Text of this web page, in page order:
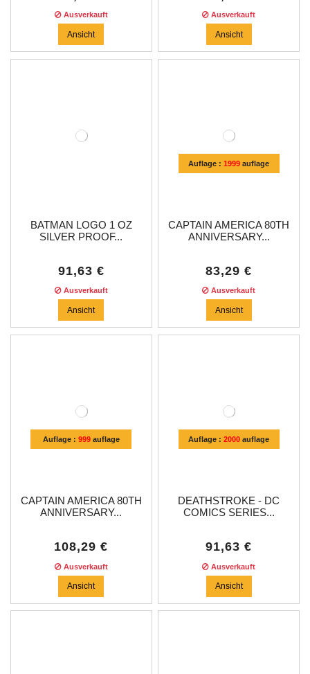
Ausverkauft
Ansicht
Ausverkauft
Ansicht
BATMAN LOGO 1 OZ
SILVER PROOF...
91,63 €
Ausverkauft
Ansicht
Auflage :1999 auflage
CAPTAIN AMERICA 80TH
ANNIVERSARY...
83,29 €
Ausverkauft
Ansicht
Auflage : 999auflage
CAPTAIN AMERICA 80TH
ANNIVERSARY...
108,29 €
Ausverkauft
Ansicht
Auflage :2000 auflage
DEATHSTROKE - DC
COMICS SERIES...
91,63 €
Ausverkauft
Ansicht